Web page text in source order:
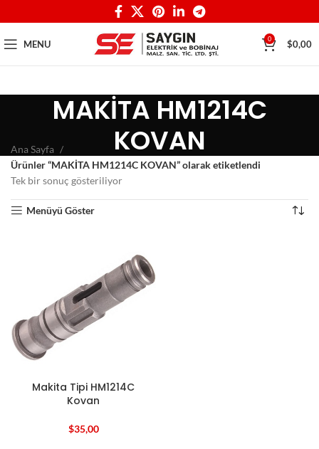
MENU 0 $0,00
MAKİTA HM1214C
KOVAN
Ana Sayfa
Ürünler “MAKİTA HM1214C KOVAN” olarak etiketlendi
Tek bir sonuç gösteriliyor
Menüyü Göster
Makita Tipi HM1214C
Kovan
$35,00